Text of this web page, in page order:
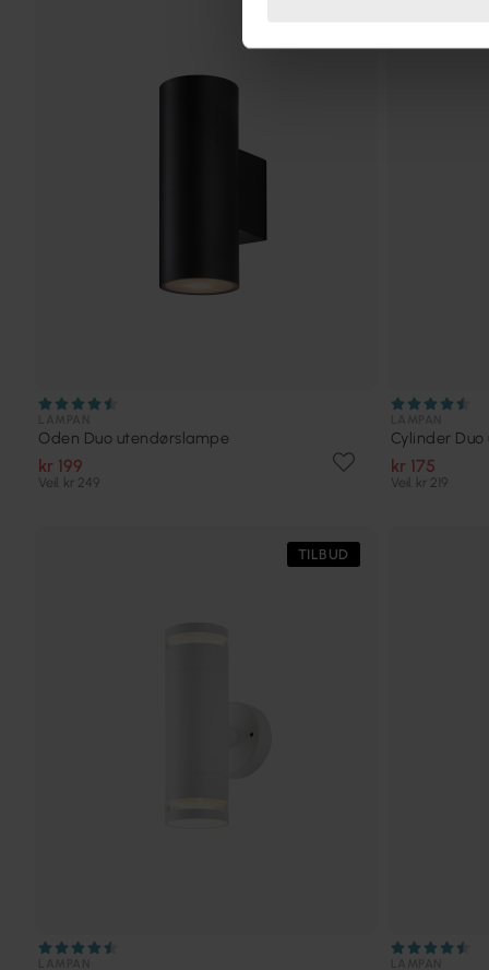
Oden Duo utendørslampe
kr 199
Veil. kr 249
Cylinder
kr 175
Veil. kr 219
TILBUD